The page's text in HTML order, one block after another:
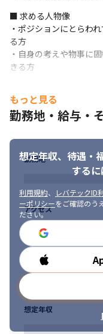
■ 求める人物像
・ポジションにとらわ
る方
・自身の考えや物事に
きる方
もっと見る
勤務地・給与・
想定年収、待遇・
する
利用規約、 レバテックID
ーポリシーをご確認のう
ださい。
勤務地
アクセス
勤務時間
想定年収